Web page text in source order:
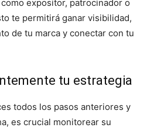
expositor, patrocinador o
te permitirá ganar visibilidad,
de tu marca y conectar con tu
tu estrategia
todos los pasos anteriores y
es crucial monitorear su